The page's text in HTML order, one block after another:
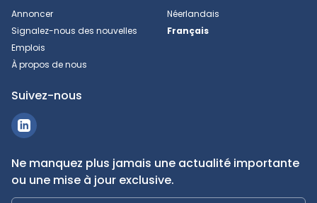
Annoncer
Signalez-nous des nouvelles
Emplois
À propos de nous
Néerlandais
Français
Suivez-nous
Ne manquez plus jamais une actualité importante
ou une mise à jour exclusive.